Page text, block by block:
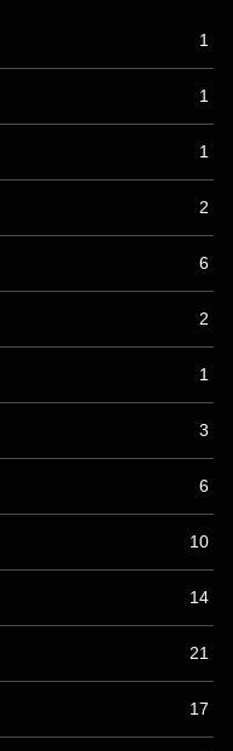
1
1
1
2
6
2
1
3
6
10
14
21
17